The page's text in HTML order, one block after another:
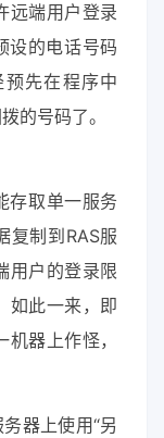
远端用户登录
设的电话号码
先在程序中
的号码了。
存取单一服务
复制到RAS服
用户的登录限
如此一来，即
器上作怪，
器上使用“另